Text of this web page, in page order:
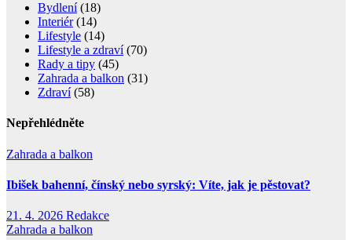
Bydlení(18)
Interiér(14)
Lifestyle (14)
Lifestyle a zdraví(70)
Rady a tipy (45)
Zahrada a balkon (31)
Zdraví(58)
Nepřehlédněte
Zahrada a balkon
Ibišek bahenní, čínský nebo syrský: Víte, jak je pěstovat?
21. 4. 2026 Redakce
Zahrada a balkon